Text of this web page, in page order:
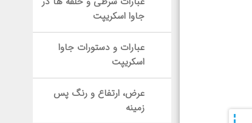
جاوا اسکریپت
عبارات و دستورات جاوا
اسکریپت
عرض، ارتفاع و رنگ پس
زمینه